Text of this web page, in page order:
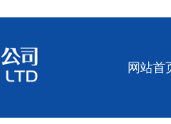
网站首